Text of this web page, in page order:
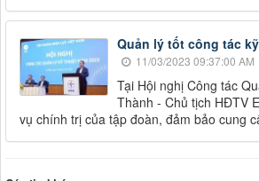
Quản lý tốt công tác
11/03/2023 09:37:00 AM
Tại Hội nghị Công tác
Thành - Chủ tịch HĐTV
vụ chính trị của tập đoàn, đảm bảo cung